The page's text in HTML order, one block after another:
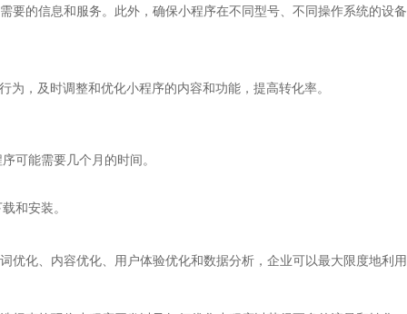
要的信息和服务。此外，确保小程序在不同型号、不同操作系统的设备
，及时调整和优化小程序的内容和功能，提高转化率。
可能需要几个月的时间。
和安装。
化、内容优化、用户体验优化和数据分析，企业可以最大限度地利用